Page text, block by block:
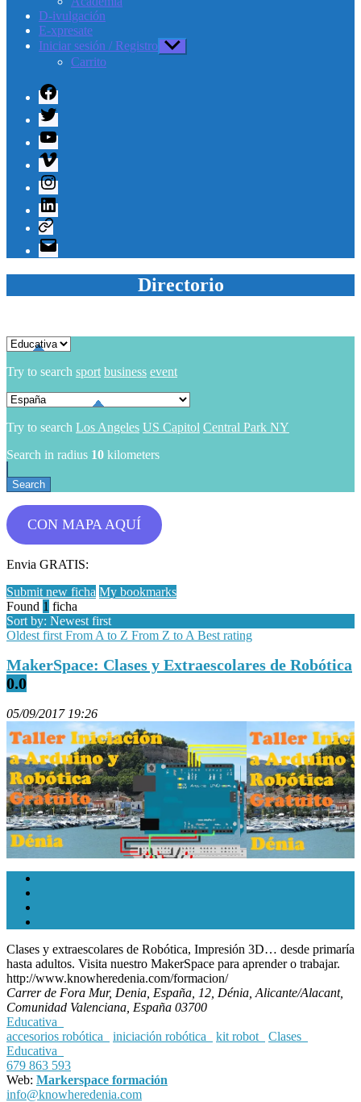
D-ivulgación
E-xpresate
Iniciar sesión / Registro Mostrar
el
Carrito
Facebook
Twitter
Youtube
Vimeo
Instagram
Linkedin
Telegram
Correo
electrónico
Directorio
Try to search sport business event
Try to search Los Angeles US Capitol Central Park NY
Search in radius 10 kilometers
CON MAPA AQUÍ
Envia GRATIS:
Submit new ficha My bookmarks
Found 1 ficha
Sort by: Newest first
Oldest first From A to Z From Z to A Best rating
MakerSpace: Clases y Extraescolares de Robótica
0.0
05/09/2017 19:26
Clases y extraescolares de Robótica, Impresión 3D… desde primaría
hasta adultos. Visita nuestro MakerSpace para aprender o trabajar.
http://www.knowheredenia.com/formacion/
Carrer de Fora Mur, Denia, España , 12, Dénia, Alicante/Alacant,
Comunidad Valenciana, España 03700
Educativa
accesorios robótica
iniciación robótica kit robot
Clases
Educativa
679 863 593
Web: Markerspace formación
info@knowheredenia.com